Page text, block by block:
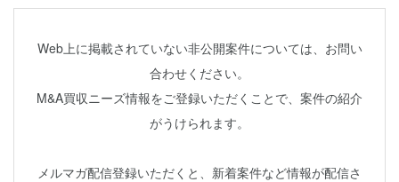
Web上に掲載されていない非公開案件については、お問い
合わせください。
M&A買収ニーズ情報をご登録いただくことで、案件の紹介
がうけられます。
メルマガ配信登録いただくと、新着案件など情報が配信さ